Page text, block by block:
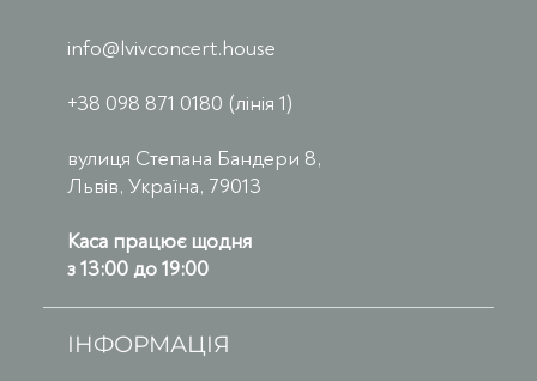
info@lvivconcert.house
+38 098 871 0180 (лінія 1)
вулиця Степана Бандери 8,
Львів, Україна, 79013
Каса працює щодня
з 13:00 до 19:00
ІНФОРМАЦІЯ